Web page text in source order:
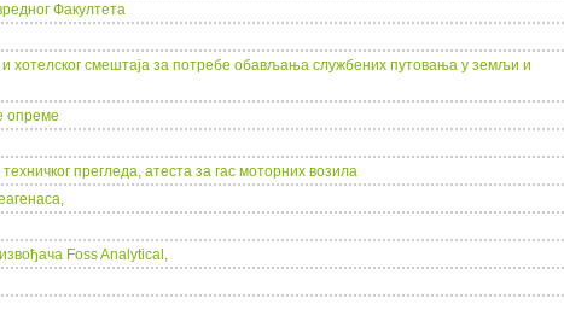
Факултета
хотелског смештаја за потребе обављања службених путовања у земљи и
опреме
прегледа, атеста за гас моторних возила
Foss Analytical,